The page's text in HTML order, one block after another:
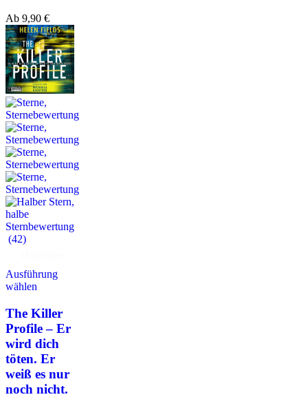
Ab 9,90 €
(42)
Ausführung
wählen
The Killer
Profile – Er
wird dich
töten. Er
weiß es nur
noch nicht.